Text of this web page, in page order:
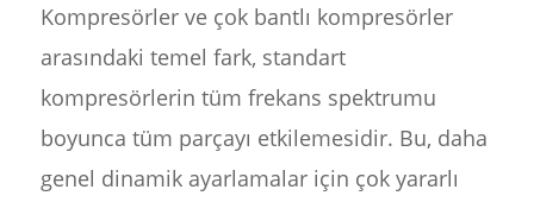
Kompresörler ve çok bantlı kompresörler
arasındaki temel fark, standart
kompresörlerin tüm frekans spektrumu
boyunca tüm parçayı etkilemesidir. Bu, daha
genel dinamik ayarlamalar için çok yararlı